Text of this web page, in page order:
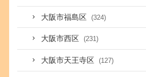
大阪市福島区 (324)
大阪市西区 (231)
大阪市天王寺区 (127)